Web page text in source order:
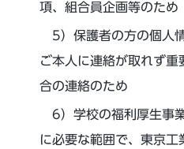
項、組合員企画等のため
保護者の方の個人
ご本人に連絡が取れず
合の連絡のため
学校の福利厚生事
に必要な範囲で、東京